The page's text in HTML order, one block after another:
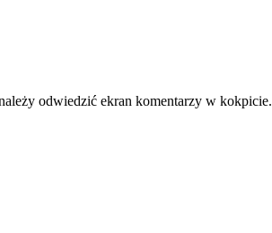
odwiedzić ekran komentarzy w kokpicie.